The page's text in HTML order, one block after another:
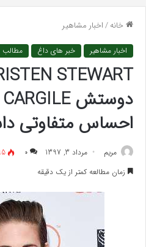
خانه/اخبار مشاهیر
اخبار مشاهیر خبر های داغ مطالب
احساس متفاوتی
مريم مرداد 3, 1397 ۰
زمان مطالعه کمتر از یک دقیقه